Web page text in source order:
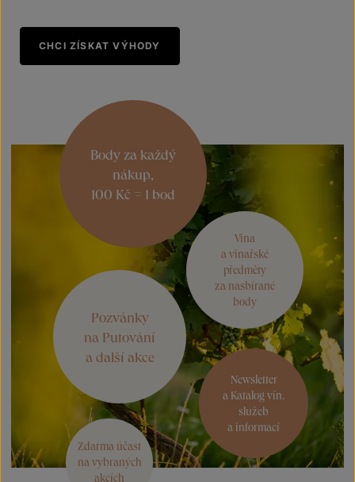
CHCI ZÍSKAT VÝHODY
Body za každý
nákup,
100 Kč = 1 bod
Vína
a vinařské
předměty
za nasbírané
body
Pozvánky
na Putování
a další akce
Zdarma účast
na vybraných
akcích
Newsletter
a Katalog vín,
služeb
a informací